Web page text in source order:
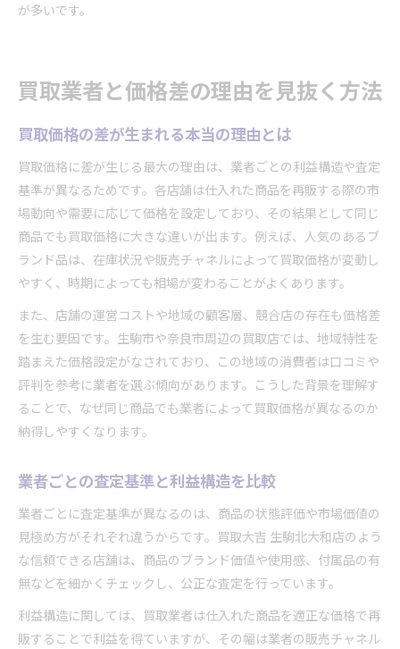
が多いです。
買取業者と価格差の理由を見抜く方法
買取価格の差が生まれる本当の理由とは
買取価格に差が生じる最大の理由は、業者ごとの利益構造や査定
基準が異なるためです。各店舗は仕入れた商品を再販する際の市
場動向や需要に応じて価格を設定しており、その結果として同じ
商品でも買取価格に大きな違いが出ます。例えば、人気のあるブ
ランド品は、在庫状況や販売チャネルによって買取価格が変動し
やすく、時期によっても相場が変わることがよくあります。
また、店舗の運営コストや地域の顧客層、競合店の存在も価格差
を生む要因です。生駒市や奈良市周辺の買取店では、地域特性を
踏まえた価格設定がなされており、この地域の消費者は口コミや
評判を参考に業者を選ぶ傾向があります。こうした背景を理解す
ることで、なぜ同じ商品でも業者によって買取価格が異なるのか
納得しやすくなります。
業者ごとの査定基準と利益構造を比較
業者ごとに査定基準が異なるのは、商品の状態評価や市場価値の
見極め方がそれぞれ違うからです。買取大吉 生駒北大和店のよう
な信頼できる店舗は、商品のブランド価値や使用感、付属品の有
無などを細かくチェックし、公正な査定を行っています。
利益構造に関しては、買取業者は仕入れた商品を適正な価格で再
販することで利益を得ていますが、その幅は業者の販売チャネル